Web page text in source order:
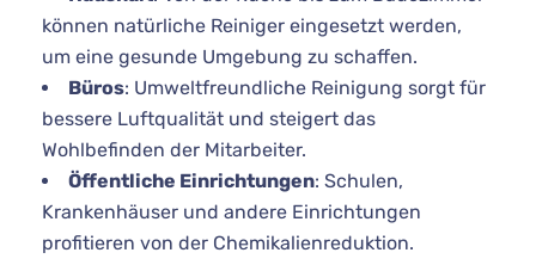
können natürliche Reiniger eingesetzt werden,
um eine gesunde Umgebung zu schaffen.
Büros: Umweltfreundliche Reinigung sorgt für
bessere Luftqualität und steigert das
Wohlbefinden der Mitarbeiter.
Öffentliche Einrichtungen: Schulen,
Krankenhäuser und andere Einrichtungen
profitieren von der Chemikalienreduktion.